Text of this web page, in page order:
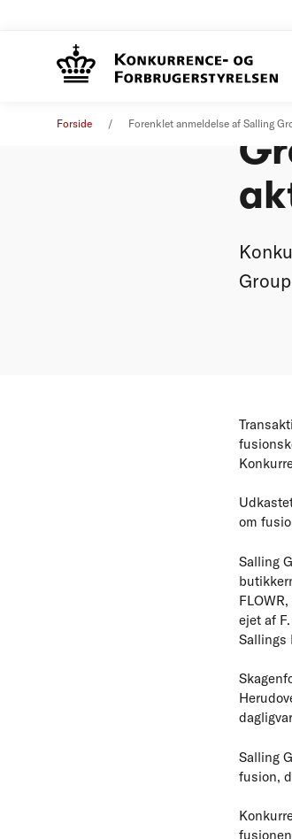
Forside Forenklet anmeldelse af Salling
om
Salling
ejet af
Sallings
Salling
fusion,
fusionen